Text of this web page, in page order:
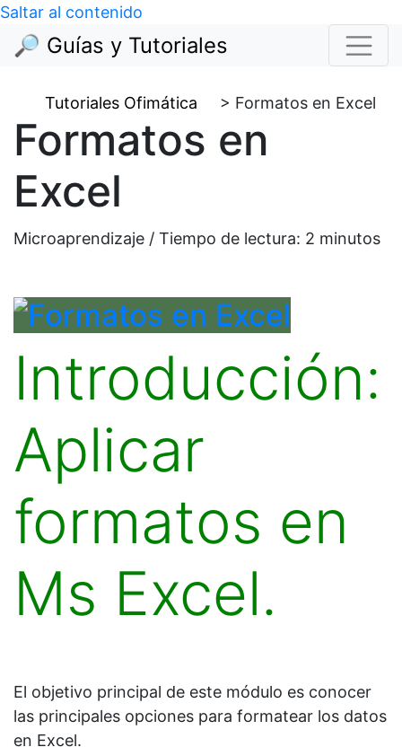
Saltar al contenido
🔎 Guías y Tutoriales
Tutoriales Ofimática > Formatos en Excel
Formatos en
Excel
Microaprendizaje / Tiempo de lectura: 2 minutos
Introducción:
Aplicar
formatos en
Ms Excel.
El objetivo principal de este módulo es conocer
las principales opciones para formatear los datos
en Excel.